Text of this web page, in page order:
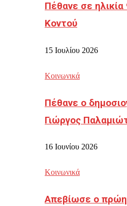
Πέθανε σε
Κοντού
15 Ιουλίου 2026
Κοινωνικά
Πέθανε ο
Γιώργος
16 Ιουνίου 2026
Κοινωνικά
Απεβίωσε ο